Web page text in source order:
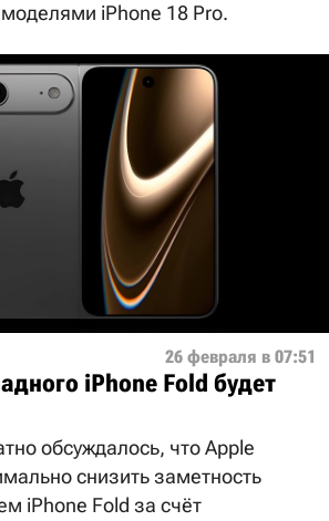
iPhone 18 Pro.
26 февраля в 07:51
iPhone Fold будет
обсуждалось, что Apple
снизить заметность
iPhone Fold за счёт